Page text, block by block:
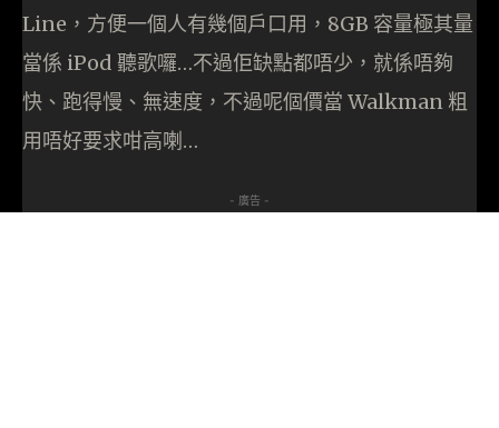
Line，方便一個人有幾個戶口用，8GB 容量極其量
當係 iPod 聽歌囉…不過佢缺點都唔少，就係唔夠
快、跑得慢、無速度，不過呢個價當 Walkman 粗
用唔好要求咁高喇…
- 廣告 -